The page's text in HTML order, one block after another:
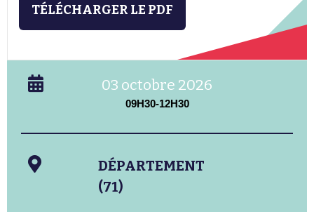
TÉLÉCHARGER LE PDF
03 octobre 2026
09H30-12H30
DÉPARTEMENT
(71)